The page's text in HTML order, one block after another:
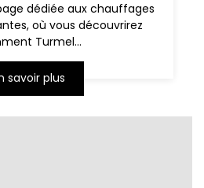
dédiée aux chauffages
où vous découvrirez
Turmel...
savoir plus